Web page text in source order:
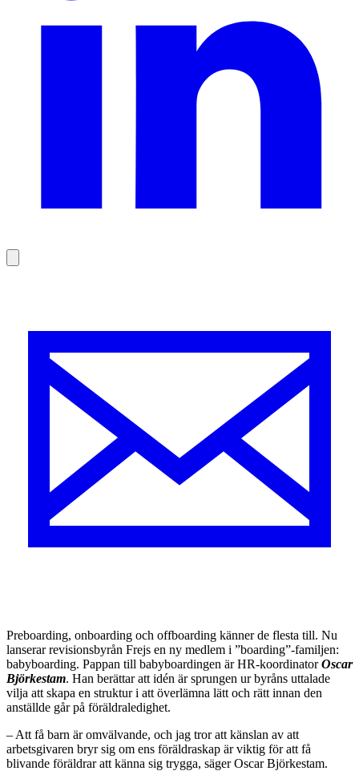
Preboarding, onboarding och offboarding känner de flesta till. Nu
lanserar revisionsbyrån Frejs en ny medlem i ”boarding”-familjen:
babyboarding. Pappan till babyboardingen är HR-koordinatorOscar
Björkestam. Han berättar att idén är sprungen ur byråns uttalade
vilja att skapa en struktur i att överlämna lätt och rätt innan den
anställde går på föräldraledighet.
– Att få barn är omvälvande, och jag tror att känslan av att
arbetsgivaren bryr sig om ens föräldraskap är viktig för att få
blivande föräldrar att känna sig trygga, säger Oscar Björkestam.